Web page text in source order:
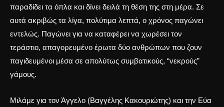
παραδίδει τα όπλα και δίνει δειλά τη θέση της στη μέρα. Σε
αυτά ακριβώς τα λίγα, πολύτιμα λεπτά, ο χρόνος παγώνει
εντελώς. Παγώνει για να καταφέρει να χωρέσει τον
τεράστιο, απαγορευμένο έρωτα δύο ανθρώπων που ζουν
παγιδευμένοι μέσα σε απολύτως συμβατικούς, “νεκρούς”
γάμους.
Μιλάμε για τον Άγγελο (Βαγγέλης Κακουριώτης) και την Εύα